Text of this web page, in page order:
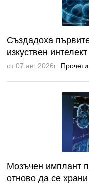
Създадоха
изкуствен интелект
от 07 авг 2026г.
Мозъчен имплант
отново да се